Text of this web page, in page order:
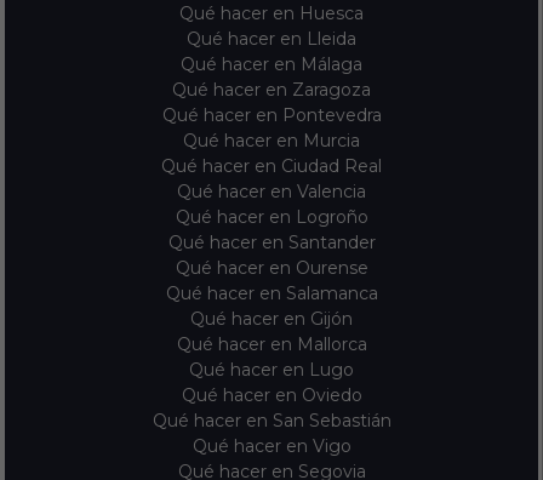
Qué hacer en Huesca
Qué hacer en Lleida
Qué hacer en Málaga
Qué hacer en Zaragoza
Qué hacer en Pontevedra
Qué hacer en Murcia
Qué hacer en Ciudad Real
Qué hacer en Valencia
Qué hacer en Logroño
Qué hacer en Santander
Qué hacer en Ourense
Qué hacer en Salamanca
Qué hacer en Gijón
Qué hacer en Mallorca
Qué hacer en Lugo
Qué hacer en Oviedo
Qué hacer en San Sebastián
Qué hacer en Vigo
Qué hacer en Segovia